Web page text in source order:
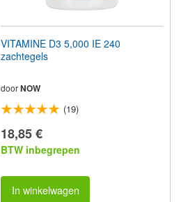
VITAMINE D3 5,000 IE 240
zachtegels
doorNOW
(19)
18,85 €
BTW inbegrepen
In winkelwagen